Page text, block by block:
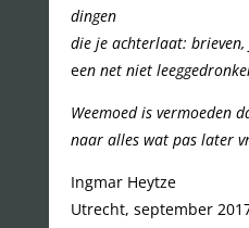
dingen
die je achterlaat: brieven,
een net niet
Weemoed is vermoeden
naar alles wat pas later
Ingmar Heytze
Utrecht, september